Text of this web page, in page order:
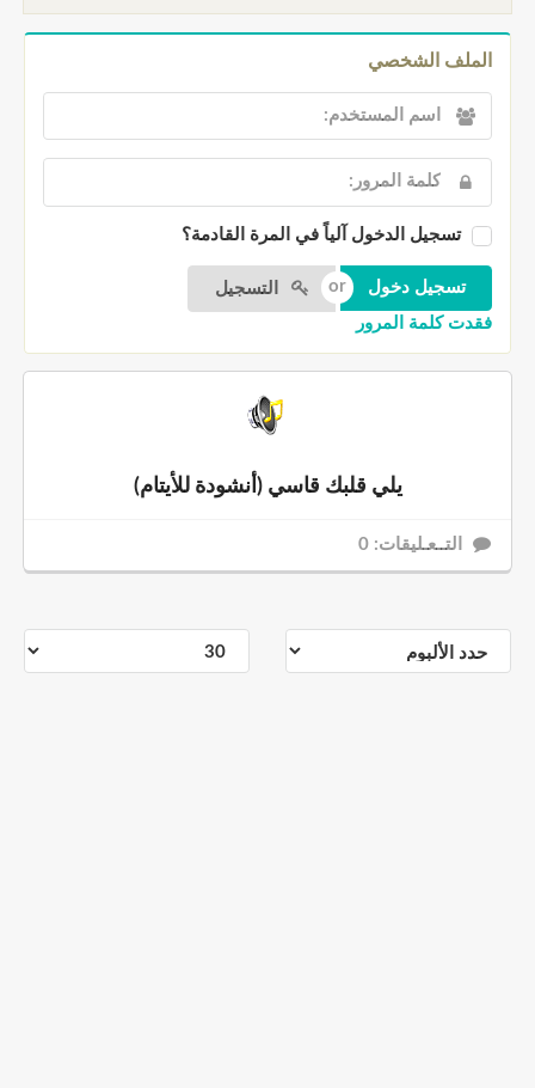
الملف الشخصي
تسجيل الدخول آلياً في المرة القادمة؟
التسجيل
فقدت كلمة المرور
يلي قلبك قاسي (أنشودة للأيتام)
التــعـليقات: 0